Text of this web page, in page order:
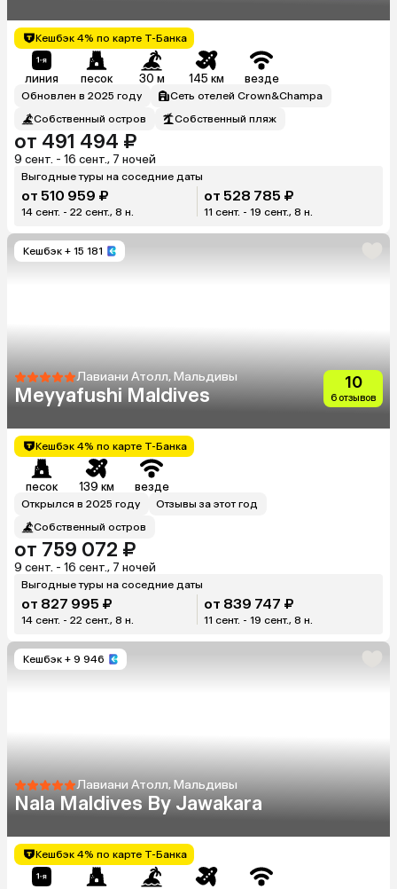
Кешбэк 4% по карте Т-Банка
линия песок 30 м 145 км везде
Обновлен в 2025 году
Сеть отелей Crown&Champa
Собственный остров
Собственный пляж
от 491 494 ₽
9 сент. - 16 сент., 7 ночей
Выгодные туры на соседние даты
от 510 959 ₽
14 сент. - 22 сент., 8 н.
от 528 785 ₽
11 сент. - 19 сент., 8 н.
Кешбэк + 15 181
Лавиани Атолл, Мальдивы
Meyyafushi Maldives
10
6 отзывов
Кешбэк 4% по карте Т-Банка
песок 139 км везде
Открылся в 2025 году
Отзывы за этот год
Собственный остров
от 759 072 ₽
9 сент. - 16 сент., 7 ночей
Выгодные туры на соседние даты
от 827 995 ₽
14 сент. - 22 сент., 8 н.
от 839 747 ₽
11 сент. - 19 сент., 8 н.
Кешбэк + 9 946
Лавиани Атолл, Мальдивы
Nala Maldives By Jawakara
Кешбэк 4% по карте Т-Банка